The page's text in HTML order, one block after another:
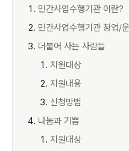
민간사업수행기관 이란?
민간사업수행기관 창업/
더불어 사는 사람들
지원대상
지원내용
신청방법
나눔과 기쁨
지원대상